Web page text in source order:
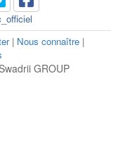
| Nous connaître |
GROUP